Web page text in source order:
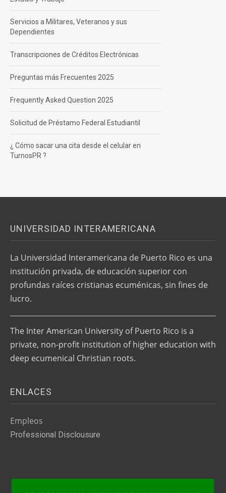
Servicios a Militares, Veteranos y sus
Dependientes
Transcripciones de Créditos Electrónicas
Preguntas más Frecuentes 2025
Frequently Asked Question 2025
Solicitud de Préstamo Federal Estudiantil
¿ Cómo sacar una cita desde el celular en
TurnosPR ?
UNIVERSIDAD INTERAMERICANA
La Universidad Interamericana de Puerto Rico es una
institución privada, de educación superior con
profundas raíces cristianas ecuménicas, sin fines de
lucro.
The Inter American University of Puerto Rico is a
private, non-profit institution of higher education with
deep ecumenical Christian roots.
ENLACES
Empleos
Professional Disclousure